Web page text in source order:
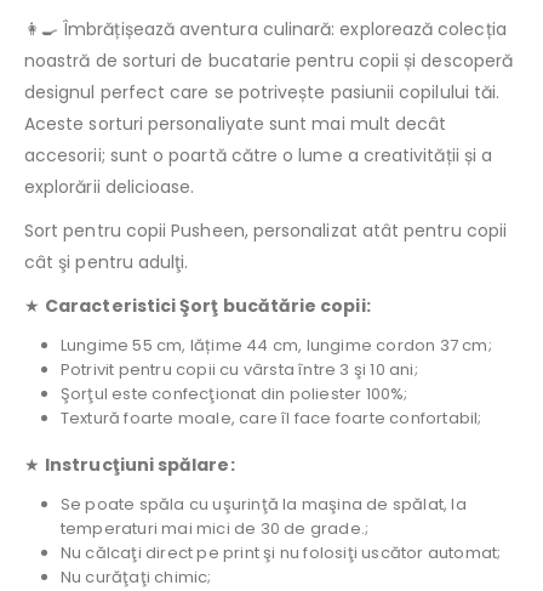
👩‍🍳 Îmbrățișează aventura culinară: explorează colecția
noastră de sorturi de bucatarie pentru copii și descoperă
designul perfect care se potrivește pasiunii copilului tăi.
Aceste sorturi personaliyate sunt mai mult decât
accesorii; sunt o poartă către o lume a creativității și a
explorării delicioase.
Sort pentru copii Pusheen, personalizat atât pentru copii
cât şi pentru adulţi.
★ Caracteristici Şorţ bucătărie copii:
Lungime 55 cm, lățime 44 cm, lungime cordon 37 cm;
Potrivit pentru copii cu vârsta între 3 şi 10 ani;
Şorţul este confecţionat din poliester 100%;
Textură foarte moale, care îl face foarte confortabil;
★ Instrucţiuni spălare:
Se poate spăla cu uşurinţă la maşina de spălat, la
temperaturi mai mici de 30 de grade.;
Nu călcaţi direct pe print şi nu folosiţi uscător automat;
Nu curăţaţi chimic;